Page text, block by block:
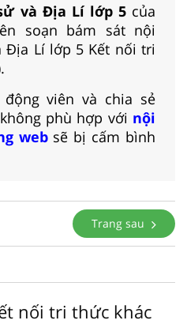
và Địa Lí lớp 5của
soạn bám sát nội
Địa Lí lớp 5 Kết nối tri
viên và chia sẻ
phù hợp với nội
websẽ bị cấm bình
Trang sau
nối tri thức khác